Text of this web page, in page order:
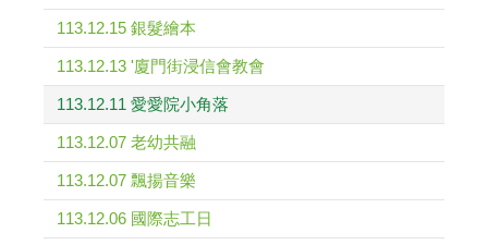
113.12.15 銀髮繪本
113.12.13 '廈門街浸信會教會
113.12.11 愛愛院小角落
113.12.07 老幼共融
113.12.07 飄揚音樂
113.12.06 國際志工日